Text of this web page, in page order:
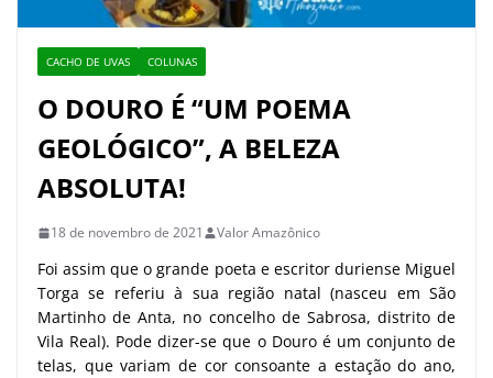
CACHO DE UVAS COLUNAS
O DOURO É “UM POEMA
GEOLÓGICO”, A BELEZA
ABSOLUTA!
18 de novembro de 2021 Valor Amazônico
Foi assim que o grande poeta e escritor duriense Miguel
Torga se referiu à sua região natal (nasceu em São
Martinho de Anta, no concelho de Sabrosa, distrito de
Vila Real). Pode dizer-se que o Douro é um conjunto de
telas, que variam de cor consoante a estação do ano,